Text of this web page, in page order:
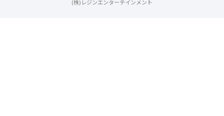
(株)レジンエンターテインメント